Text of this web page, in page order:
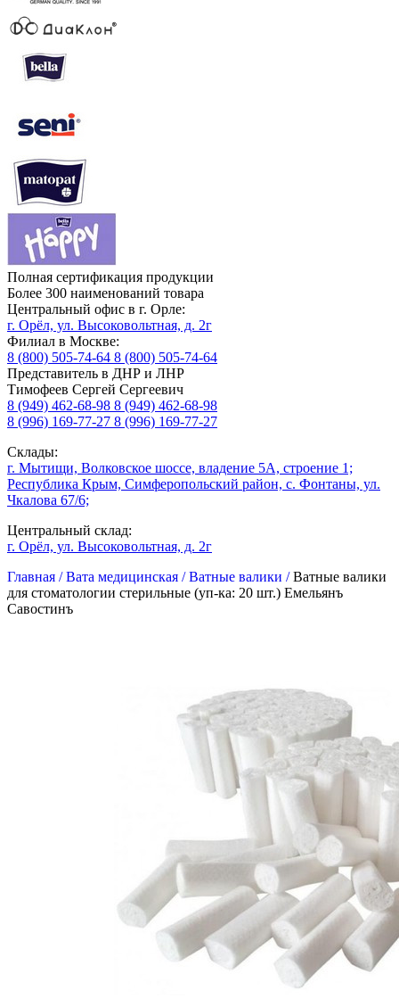
Полная сертификация продукции
Более 300 наименований товара
Центральный офис в г. Орле:
г. Орёл, ул. Высоковольтная, д. 2г
Филиал в Москве:
8 (800) 505-74-64 8 (800) 505-74-64
Представитель в ДНР и ЛНР
Тимофеев Сергей Сергеевич
8 (949) 462-68-98 8 (949) 462-68-98
8 (996) 169-77-27 8 (996) 169-77-27
Склады:
г. Мытищи, Волковское шоссе, владение 5А, строение 1;
Республика Крым, Симферопольский район, с. Фонтаны, ул.
Чкалова 67/6;
Центральный склад:
г. Орёл, ул. Высоковольтная, д. 2г
Главная /Вата медицинская /Ватные валики /Ватные валики
для стоматологии стерильные (уп-ка: 20 шт.) Емельянъ
Савостинъ